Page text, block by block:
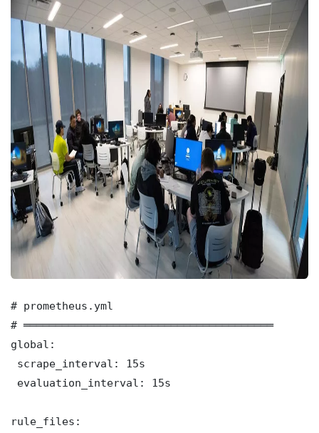
# prometheus.yml
# ═══════════════════════════════════════
global:
scrape_interval: 15s
evaluation_interval: 15s
rule_files: